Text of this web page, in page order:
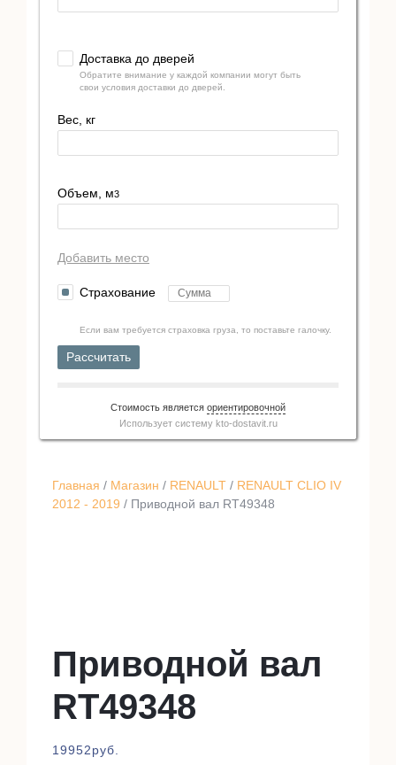
Главная / Магазин / RENAULT / RENAULT CLIO IV
2012 - 2019 / Приводной вал RT49348
Приводной вал
RT49348
19952руб.
Доставка до дверей
Обратите внимание у каждой компании могут быть
свои условия доставки до дверей.
Вес, кг
Объем, м3
Добавить место
Страхование
Если вам требуется страховка груза, то поставьте галочку.
Рассчитать
Стоимость является ориентировочной
Использует систему kto-dostavit.ru